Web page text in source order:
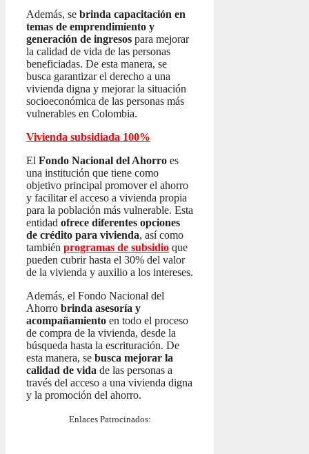
Además, se brinda capacitación en
temas de emprendimiento y
generación de ingresos para mejorar
la calidad de vida de las personas
beneficiadas. De esta manera, se
busca garantizar el derecho a una
vivienda digna y mejorar la situación
socioeconómica de las personas más
vulnerables en Colombia.
Vivienda subsidiada 100%
El Fondo Nacional del Ahorro es
una institución que tiene como
objetivo principal promover el ahorro
y facilitar el acceso a vivienda propia
para la población más vulnerable. Esta
entidad ofrece diferentes opciones
de crédito para vivienda, así como
también programas de subsidio que
pueden cubrir hasta el 30% del valor
de la vivienda y auxilio a los intereses.
Además, el Fondo Nacional del
Ahorro brinda asesoría y
acompañamiento en todo el proceso
de compra de la vivienda, desde la
búsqueda hasta la escrituración. De
esta manera, se busca mejorar la
calidad de vida de las personas a
través del acceso a una vivienda digna
y la promoción del ahorro.
Enlaces Patrocinados: